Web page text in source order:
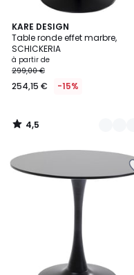
KARE DESIGN
Table ronde effet marbre,
SCHICKERIA
à partir de
299,00 €
254,15 € -15%
4,5
/ 5
3
Couleurs
4,5
/